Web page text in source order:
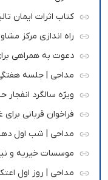
کتاب اثرات ایمان
راه اندازی مرکز
دعوت به همراهی
مداحی | جلسه هفتگی 1403/02/15 ، حاج علی
ویژه سالگرد
فراخوان قربانی برای
مداحی | شب اول دهه محرم
موسسات خیریه و
مداحی | روز اول اعتکاف